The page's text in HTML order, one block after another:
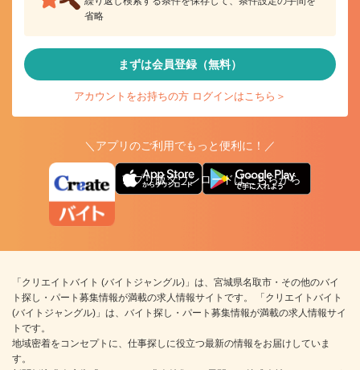
省略
まずは会員登録（無料）
アカウントをお持ちの方 ログインはこちら＞
＼アプリのご利用でもっと便利に！／
アプリ版ダウンロードはこちらから
「クリエイトバイト (バイトジャングル)」は、宮城県名取市・その他のバイ
ト探し・パート募集情報が満載の求人情報サイトです。 「クリエイトバイト
(バイトジャングル)」は、バイト探し・パート募集情報が満載の求人情報サイ
トです。
地域密着をコンセプトに、仕事探しに役立つ最新の情報をお届けしていま
す。